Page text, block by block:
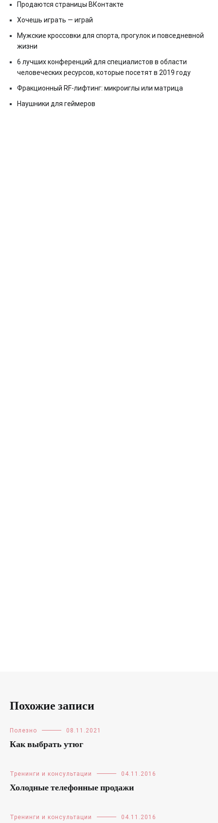
Продаются страницы ВКонтакте
Хочешь играть — играй
Мужские кроссовки для спорта, прогулок и повседневной
жизни
6 лучших конференций для специалистов в области
человеческих ресурсов, которые посетят в 2019 году
Фракционный RF-лифтинг: микроиглы или матрица
Наушники для геймеров
Похожие записи
Полезно 08.11.2021
Как выбрать утюг
Тренинги и консультации 04.11.2016
Холодные телефонные продажи
Тренинги и консультации 04.11.2016